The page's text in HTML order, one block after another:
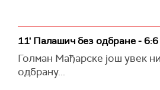
11' Палашич без одбране - 6:6
Голман Мађарске још увек
одбрану...